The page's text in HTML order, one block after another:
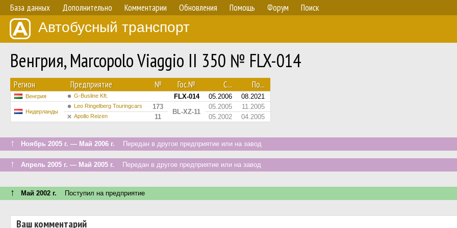
База данных Дополнительно Комментарии Обновления Помощь Форум Поиск
Автобусный транспорт
Венгрия, Marcopolo Viaggio II 350 № FLX-014
Регион Предприятие № Гос.№ С... По...
Венгрия G-Busline Kft. FLX-014 05.2006 08.2021
Нидерланды
Leo Ringelberg Touringcars 173
BL-XZ-11
05.2005 11.2005
Apollo Reizen 11 05.2002 04.2005
↑ Ноябрь 2005 г. — Май 2006 г. Передан в другое предприятие или на завод
↑ Апрель 2005 г. — Май 2005 г. Передан в другое предприятие или на завод
↑ Май 2002 г. Поступил на предприятие
Ваш комментарий